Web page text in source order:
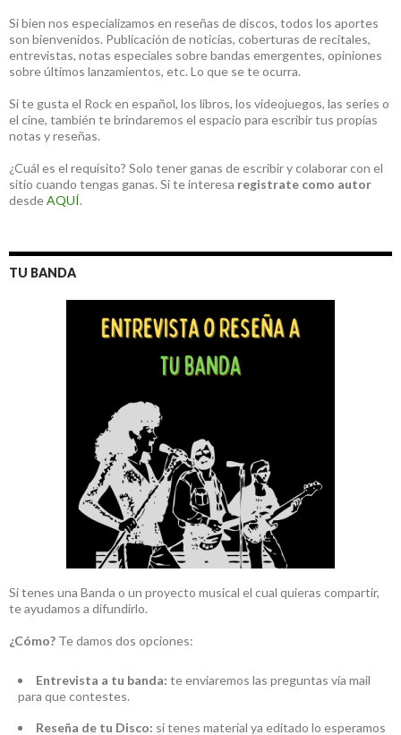
Si bien nos especializamos en reseñas de discos, todos los aportes
son bienvenidos. Publicación de noticias, coberturas de recitales,
entrevistas, notas especiales sobre bandas emergentes, opiniones
sobre últimos lanzamientos, etc. Lo que se te ocurra.
Si te gusta el Rock en español, los libros, los videojuegos, las series o
el cine, también te brindaremos el espacio para escribir tus propias
notas y reseñas.
¿Cuál es el requisito? Solo tener ganas de escribir y colaborar con el
sitio cuando tengas ganas. Si te interesa registrate como autor
desdeAQUÍ.
TU BANDA
Si tenes una Banda o un proyecto musical el cual quieras compartir,
te ayudamos a difundirlo.
¿Cómo? Te damos dos opciones:
Entrevista a tu banda: te enviaremos las preguntas vía mail
para que contestes.
Reseña de tu Disco: si tenes material ya editado lo esperamos